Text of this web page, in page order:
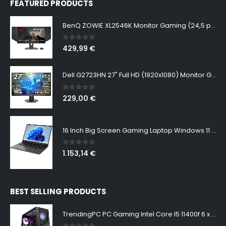
FEATURED PRODUCTS
BenQ ZOWIE XL2546K Monitor Gaming (24,5 pulgadas, FHD 1080p, 240 Hz, 0.5ms, DyAc+, XL Setting to Share, S switch, Shielding Hood)
0out of 5
429,99 €
Dell G2723HN 27" Full HD (1920x1080) Monitor Gaming, 165Hz, Fast IPS, 1ms, AMD FreeSync Premium, NVIDIA G-SYNC Compatible, 99% sRGB, DisplayPort, 2x HDMI, Negro
0out of 5
229,00 €
16 Inch Big Screen Gaming Laptop Windows 11 Pro, Intel i9 12900H GeForce RTX 3060 6G, 64GB DDR4 2TB NVMe, 2.5K IPS 165Hz Notebook Gamer PC Computer, WiFi6 BT5.2, Colorful Backlit Keyboard
0 out of 5
1.153,14 €
BEST SELLING PRODUCTS
TrendingPC PC Gaming Intel Core I5 11400f 6 x 4,40ghz • NVIDIA GTX 1650 4gb • 16gb RAM DDR4 • SSD 480gb • Windows 11 Pro • WiFi 300mbps • pc Gamer